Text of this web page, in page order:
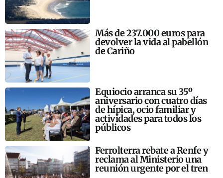
Más de 237.000 euros para
devolver la vida al pabellón
de Cariño
Equiocio arranca su 35º
aniversario con cuatro días
de hípica, ocio familiar y
actividades para todos los
públicos
Ferrolterra rebate a Renfe y
reclama al Ministerio una
reunión urgente por el tren